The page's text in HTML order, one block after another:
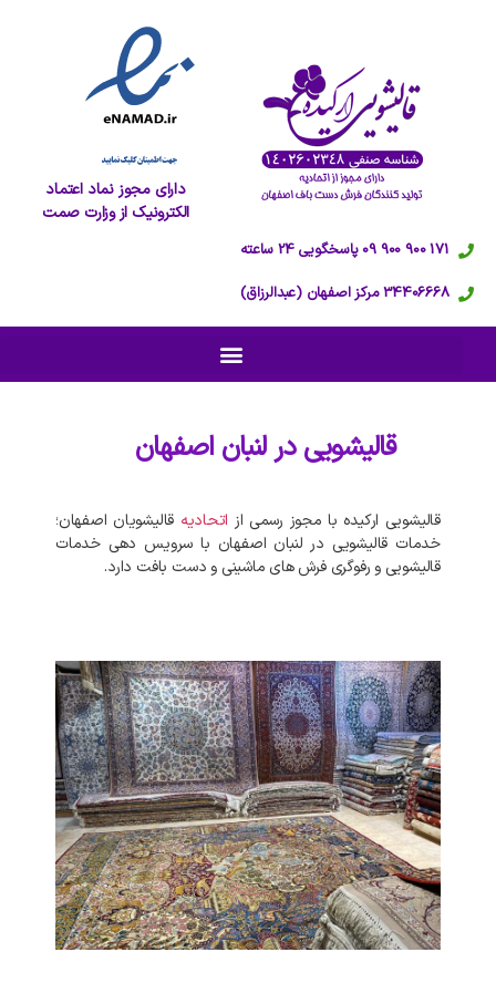
دارای مجوز نماد اعتماد
الکترونیک از وزارت صمت
171 900 900 09 پاسخگویی 24 ساعته
34406668 مرکز اصفهان (عبدالرزاق)
قالیشویی درلنبان اصفهان
قالیشویی ارکیده با مجوز رسمی از اتحادیه قالیشویان اصفهان؛
خدمات قالیشویی در لنبان اصفهان با سرویس دهی خدمات
قالیشویی و رفوگری فرش های ماشینی و دست بافت دارد.